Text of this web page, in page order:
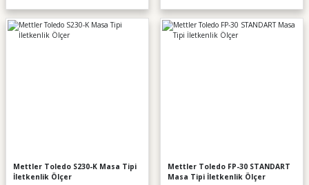
Mettler Toledo S230-K Masa Tipi
İletkenlik Ölçer
Mettler Toledo FP-30 STANDART
Masa Tipi İletkenlik Ölçer